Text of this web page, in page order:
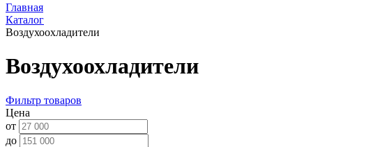
Главная
Каталог
Воздухоохладители
Воздухоохладители
Фильтр товаров
Цена
от
до